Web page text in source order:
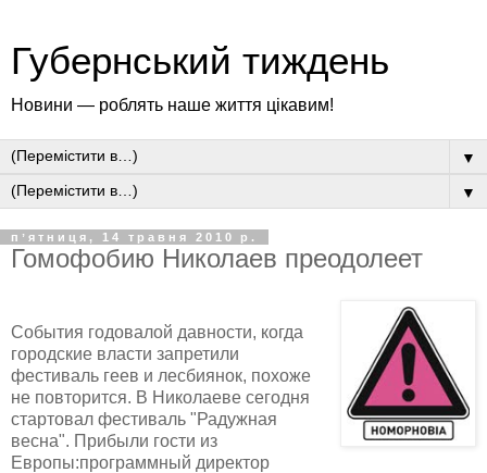
Губернський тиждень
Новини — роблять наше життя цікавим!
▼
▼
пʼятниця, 14 травня 2010 р.
Гомофобию Николаев преодолеет
События годовалой давности, когда
городские власти запретили
фестиваль геев и лесбиянок, похоже
не повторится. В Николаеве сегодня
стартовал фестиваль "Радужная
весна". Прибыли гости из
Европы:программный директор